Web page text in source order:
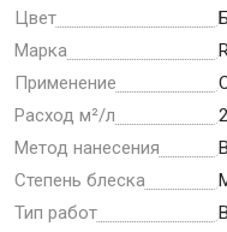
Цвет
Марка
Применение
Расход м²/л
Метод нанесения
Степень блеска
Тип работ
Пистолеты для
Инструмент для
Ещё 2